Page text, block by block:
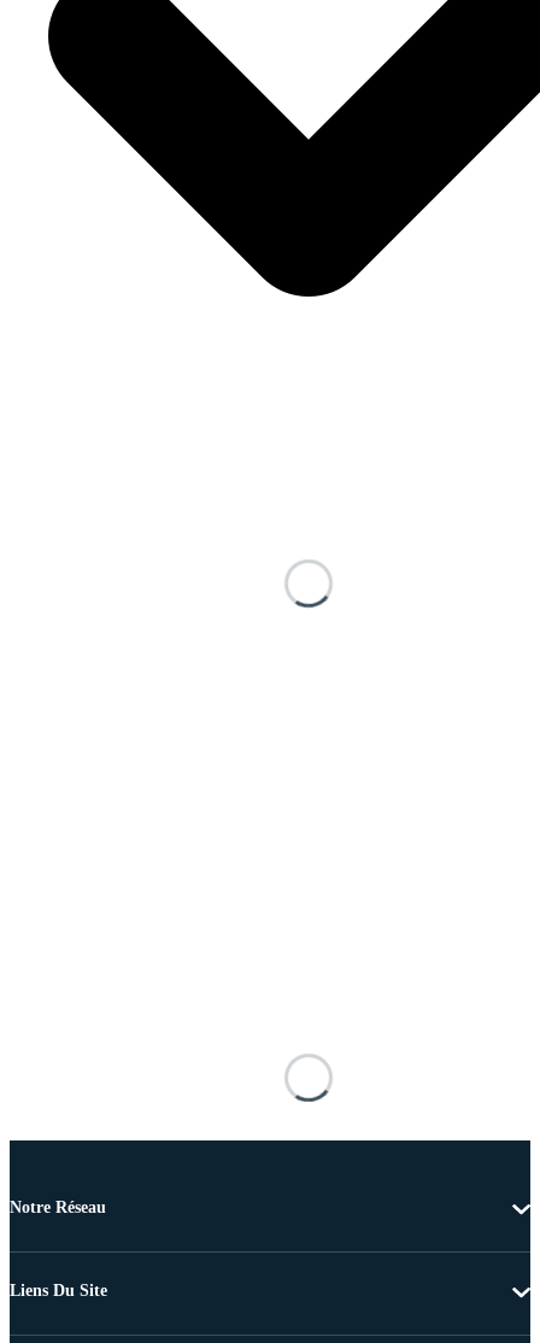
Notre Réseau
Liens Du Site